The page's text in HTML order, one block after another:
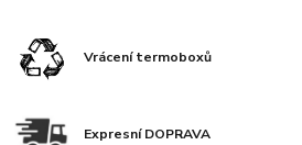
Vrácení termoboxů
Expresní DOPRAVA